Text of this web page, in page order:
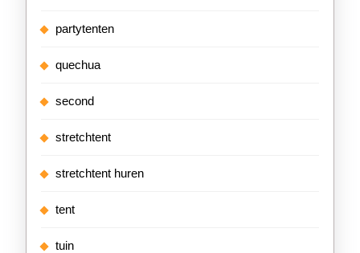
partytenten
quechua
second
stretchtent
stretchtent huren
tent
tuin